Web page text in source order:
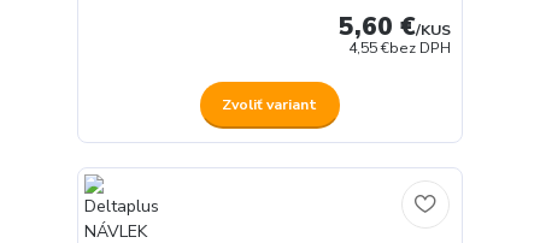
5,60 €/KUS
4,55 €bez DPH
Zvoliť variant